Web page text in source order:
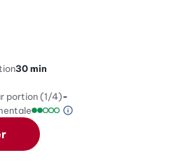
30 min
portion (1/4)-
Échelle de compatibilité
Information sur